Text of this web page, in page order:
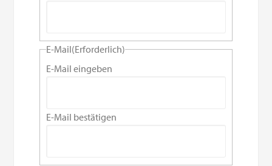
E-Mail(Erforderlich)
E-Mail eingeben
E-Mail bestätigen